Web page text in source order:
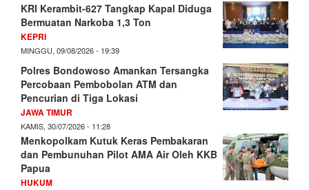
KRI Kerambit-627 Tangkap Kapal Diduga
Bermuatan Narkoba 1,3 Ton
KEPRI
MINGGU, 09/08/2026 - 19:39
Polres Bondowoso Amankan Tersangka
Percobaan Pembobolan ATM dan
Pencurian di Tiga Lokasi
JAWA TIMUR
KAMIS, 30/07/2026 - 11:28
Menkopolkam Kutuk Keras Pembakaran
dan Pembunuhan Pilot AMA Air Oleh KKB
Papua
HUKUM